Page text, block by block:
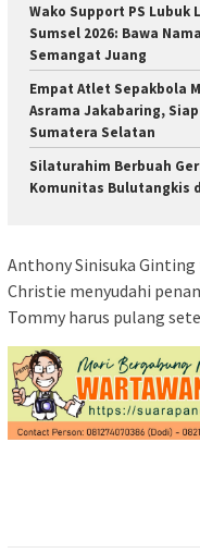
Wako Support PS Lubuk
Sumsel 2026: Bawa
Semangat Juang
Empat Atlet Sepakbola
Asrama Jakabaring,
Sumatera Selatan
Silaturahim Berbuah
Komunitas Bulutangkis
Anthony Sinisuka
Christie menyudahi
Tommy harus pulang